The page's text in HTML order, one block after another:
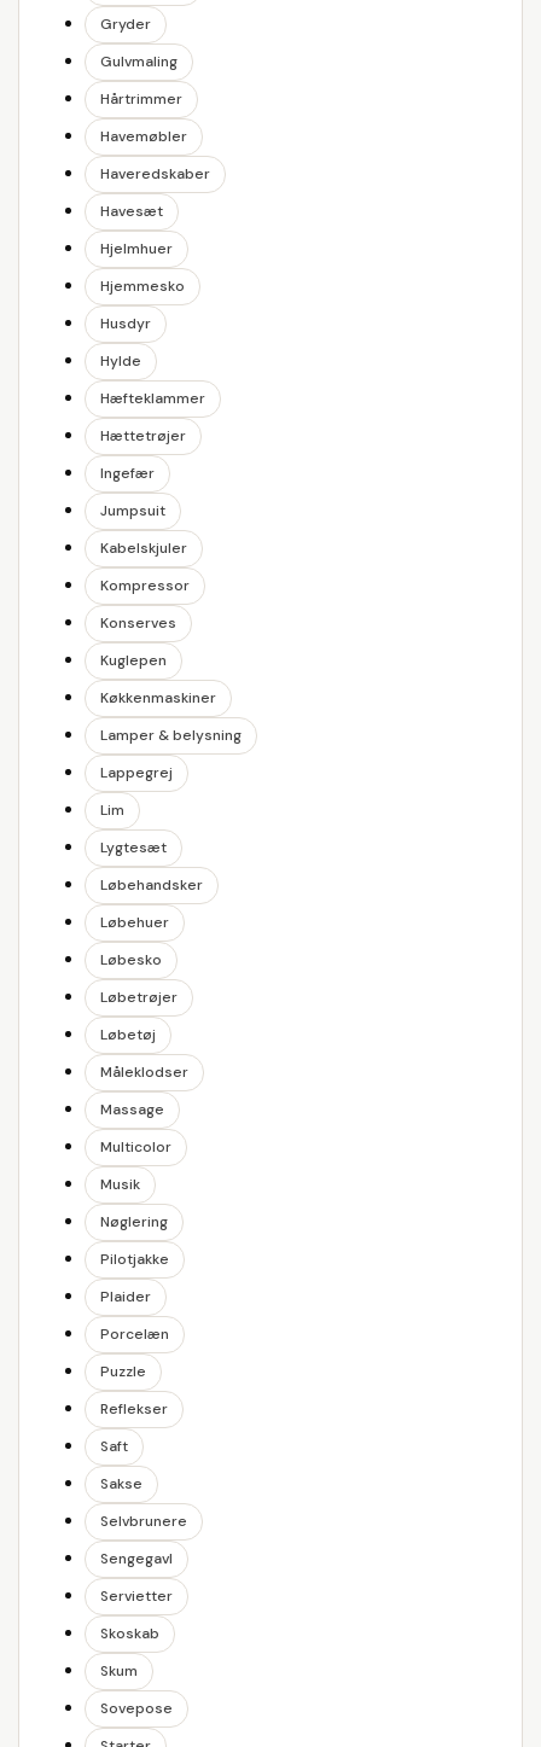
Gryder
Gulvmaling
Hårtrimmer
Havemøbler
Haveredskaber
Havesæt
Hjelmhuer
Hjemmesko
Husdyr
Hylde
Hæfteklammer
Hættetrøjer
Ingefær
Jumpsuit
Kabelskjuler
Kompressor
Konserves
Kuglepen
Køkkenmaskiner
Lamper & belysning
Lappegrej
Lim
Lygtesæt
Løbehandsker
Løbehuer
Løbesko
Løbetrøjer
Løbetøj
Måleklodser
Massage
Multicolor
Musik
Nøglering
Pilotjakke
Plaider
Porcelæn
Puzzle
Reflekser
Saft
Sakse
Selvbrunere
Sengegavl
Servietter
Skoskab
Skum
Sovepose